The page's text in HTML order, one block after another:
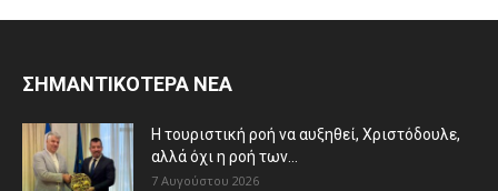
ΣΗΜΑΝΤΙΚΟΤΕΡΑ ΝΕΑ
Η τουριστική ροή να αυξηθεί, Χριστόδουλε,
αλλά όχι η ροή των...
7 Αυγούστου 2026